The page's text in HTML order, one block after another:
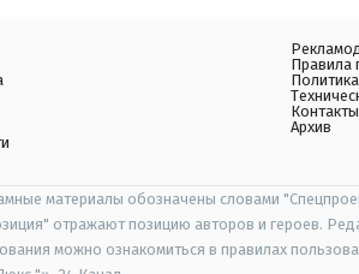
Правила
Контакты
Архив
материалы обозначены словами
отражают позицию авторов и героев.
можно ознакомиться в правилах